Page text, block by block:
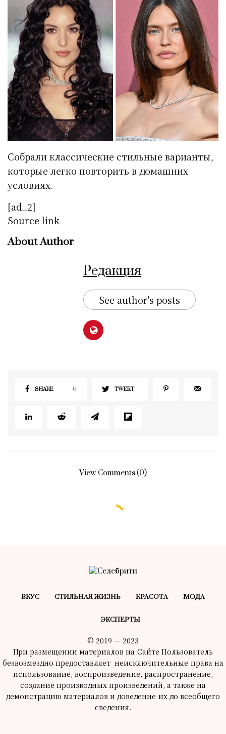
Собрали классические стильные варианты,
которые легко повторить в домашних
условиях.
[ad_2]
Source link
About Author
Редакция
See author's posts
SHARE 0 TWEET
View Comments (0)
ВКУС СТИЛЬНАЯ ЖИЗНЬ КРАСОТA МОДА
ЭКСПЕРТЫ
© 2019 — 2023
При размещении материалов на Сайте Пользователь
безвозмездно предоставляет неисключительные права на
использование, воспроизведение, распространение,
создание производных произведений, а также на
демонстрацию материалов и доведение их до всеобщего
сведения.